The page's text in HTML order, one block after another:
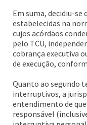
Em suma, decidiu-se
estabelecidas na
cujos acórdãos
pelo TCU,
cobrança executiva
de execução,
Quanto ao segundo
interruptivos, a
entendimento de
responsável